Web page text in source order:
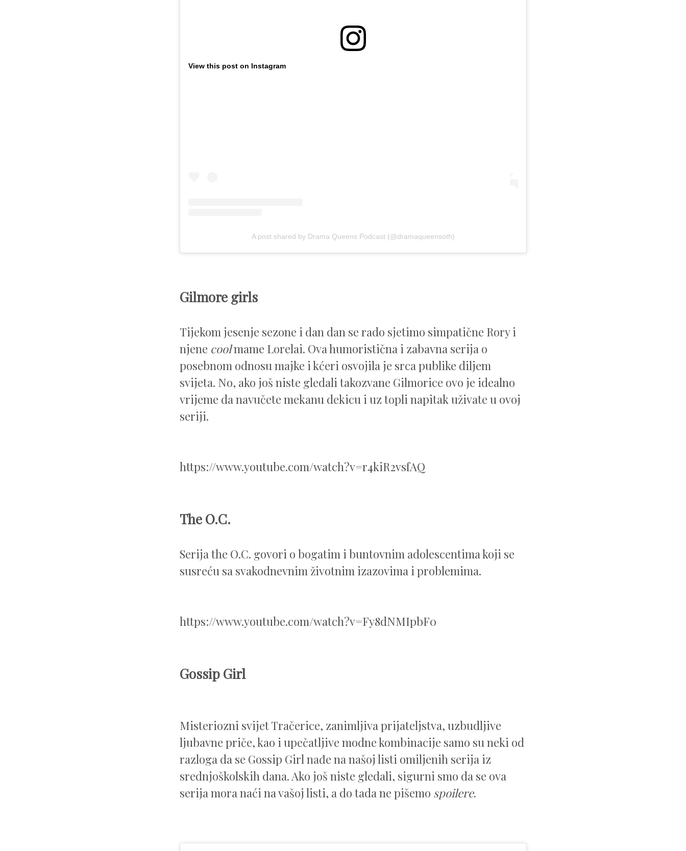
View this post on Instagram
A post shared by Drama Queens Podcast (@dramaqueensoth)
Gilmore girls
Tijekom jesenje sezone i dan dan se rado sjetimo simpatične Rory i
njene coolmame Lorelai. Ova humoristična i zabavna serija o
posebnom odnosu majke i kćeri osvojila je srca publike diljem
svijeta. No, ako još niste gledali takozvane Gilmorice ovo je idealno
vrijeme da navučete mekanu dekicu i uz topli napitak uživate u ovoj
seriji.
https://www.youtube.com/watch?v=r4kiR2vsfAQ
The O.C.
Serija the O.C. govori o bogatim i buntovnim adolescentima koji se
susreću sa svakodnevnim životnim izazovima i problemima.
https://www.youtube.com/watch?v=Fy8dNMIpbF0
Gossip Girl
Misteriozni svijet Tračerice, zanimljiva prijateljstva, uzbudljive
ljubavne priče, kao i upečatljive modne kombinacije samo su neki od
razloga da se Gossip Girl nađe na našoj listi omiljenih serija iz
srednjoškolskih dana. Ako još niste gledali, sigurni smo da se ova
serija mora naći na vašoj listi, a do tada ne pišemo spoilere.